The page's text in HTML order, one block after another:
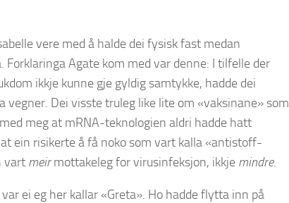
vere med å halde dei fysisk fast medan
Agate kom med var denne: I tilfelle der
ikkje kunne gje gyldig samtykke, hadde dei
vegner. Dei visste truleg like lite om «vaksinane» som
meg at mRNA-teknologien aldri hadde hatt
ein risikerte å få noko som vart kalla «antistoff-
vart meirmottakeleg for virusinfeksjon, ikkje mindre.
ei eg her kallar «Greta». Ho hadde flytta inn på